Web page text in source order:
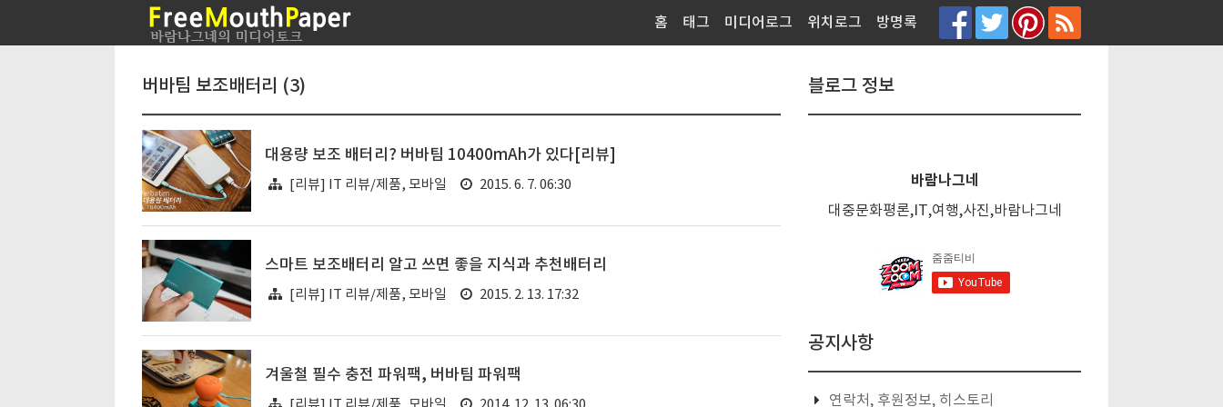
홈 태그 미디어로그 위치로그 방명록
버바팀 보조배터리 (3)
대용량 보조 배터리? 버바팀 10400mAh가 있다[리뷰]
[리뷰] IT 리뷰/제품, 모바일 2015. 6. 7. 06:30
스마트 보조배터리 알고 쓰면 좋을 지식과 추천배터리
[리뷰] IT 리뷰/제품, 모바일 2015. 2. 13. 17:32
겨울철 필수 충전 파워팩, 버바팀 파워팩
블로그 정보
바람나그네
대중문화평론,IT,여행,사진,바람나그네
공지사항
연락처, 후원정보, 히스토리